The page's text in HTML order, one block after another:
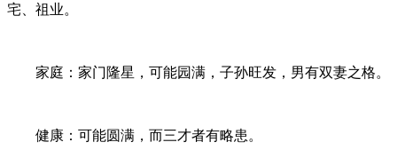
宅、祖业。
家庭：家门隆星，可能园满，子孙旺发，男有双妻之格。
健康：可能圆满，而三才者有略患。